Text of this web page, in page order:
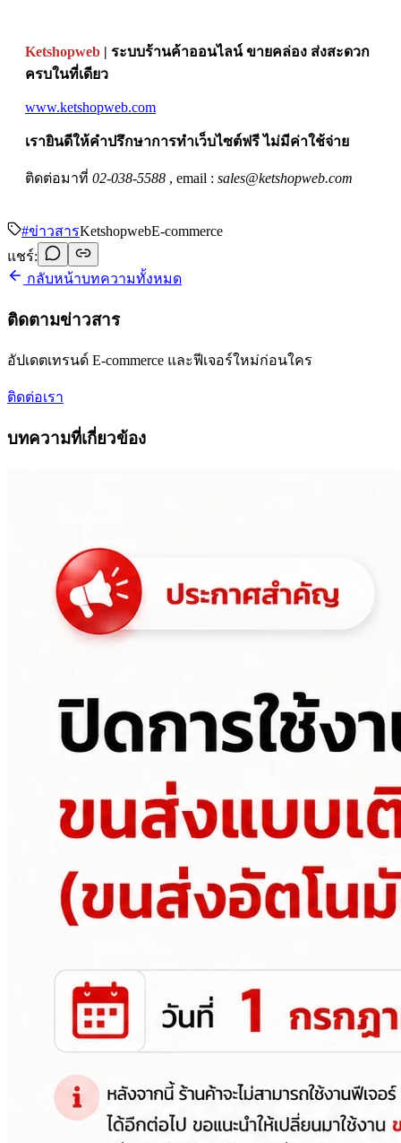
Ketshopweb | ระบบร้านค้าออนไลน์ ขายคล่อง ส่งสะดวก
ครบในที่เดียว
www.ketshopweb.com
เรายินดีให้คำปรึกษาการทำเว็บไซต์ฟรี ไม่มีค่าใช้จ่าย
ติดต่อมาที่ 02-038-5588 , email : sales@ketshopweb.com
#ข่าวสารKetshopwebE-commerce
แชร์:
กลับหน้าบทความทั้งหมด
ติดตามข่าวสาร
อัปเดตเทรนด์ E-commerce และฟีเจอร์ใหม่ก่อนใคร
ติดต่อเรา
บทความที่เกี่ยวข้อง